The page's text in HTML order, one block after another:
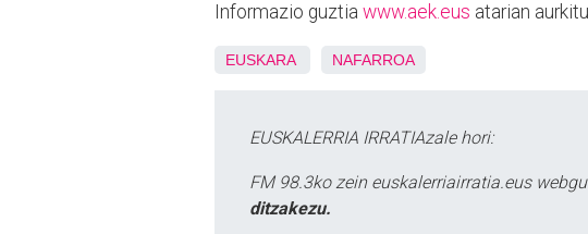
Informazio guztia www.aek.eus atarian
EUSKARA NAFARROA
EUSKALERRIA IRRATIAzale hori:
FM 98.3ko zein euskalerriairratia.eus
ditzakezu.